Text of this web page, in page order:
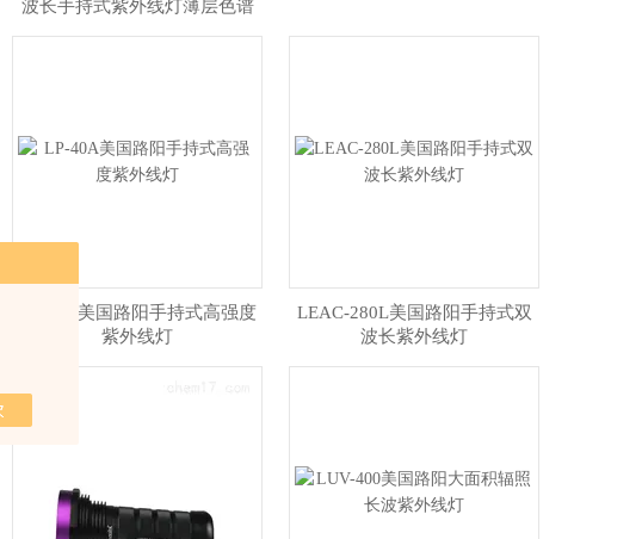
波长手持式紫外线灯薄层色谱
LP-40A美国路阳手持式高强度
紫外线灯
LEAC-280L美国路阳手持式双
波长紫外线灯